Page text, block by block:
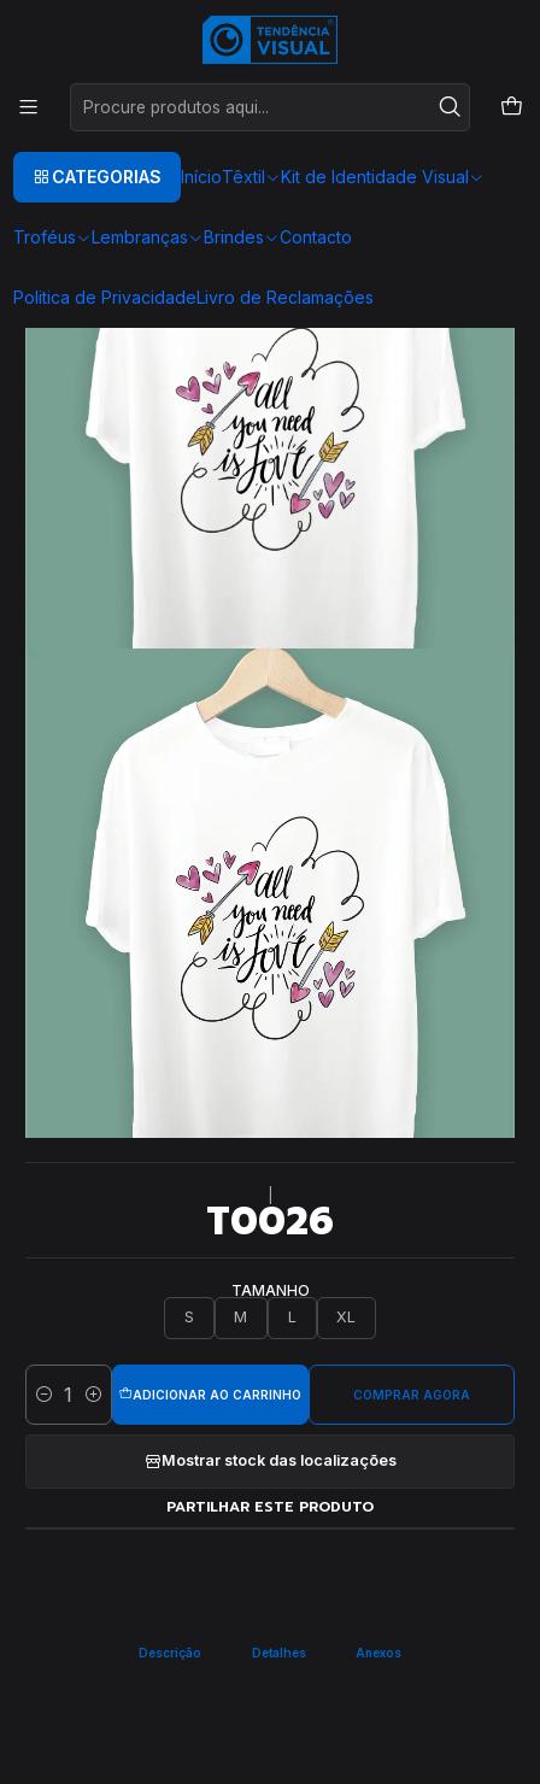
CATEGORIAS InícioTêxtil Kit de Identidade Visual
Troféus Lembranças Brindes Contacto
Politica de PrivacidadeLivro de Reclamações
Este é o texto do slideLer mais
DIA DOS NAMORADOS ♡ T0026
T0026
TAMANHO
S
M L XL
Quantidade
ADICIONAR AO CARRINHO COMPRAR AGORA
Mostrar stock das localizações
PARTILHAR ESTE PRODUTO
Descrição Detalhes Anexos